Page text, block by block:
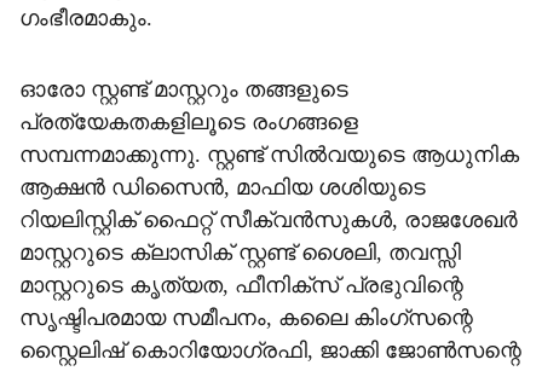
ഗംഭീരമാകും.
ഓരോ സ്റ്റണ്ട് മാസ്റ്ററും തങ്ങളുടെ
പ്രത്യേകതകളിലൂടെ രംഗങ്ങളെ
സമ്പന്നമാക്കുന്നു. സ്റ്റണ്ട് സിൽവയുടെ ആധുനിക
ആക്ഷൻ ഡിസൈൻ, മാഫിയ ശശിയുടെ
റിയലിസ്റ്റിക് ഫൈറ്റ് സീക്വൻസുകൾ, രാജശേഖർ
മാസ്റ്ററുടെ ക്ലാസിക് സ്റ്റണ്ട് ശൈലി, തവസ്സി
മാസ്റ്ററുടെ കൃത്യത, ഫീനിക്സ് പ്രഭുവിന്റെ
സൃഷ്ടിപരമായ സമീപനം, കലൈ കിംഗ്സന്റെ
സ്റ്റൈലിഷ് കൊറിയോഗ്രഫി, ജാക്കി ജോൺസന്റെ